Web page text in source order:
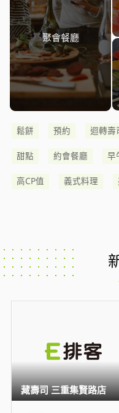
聚會餐廳
鬆餅 預約 迴轉壽
甜點 約會餐廳 早
高CP值 義式料理
藏壽司 三重集賢路店